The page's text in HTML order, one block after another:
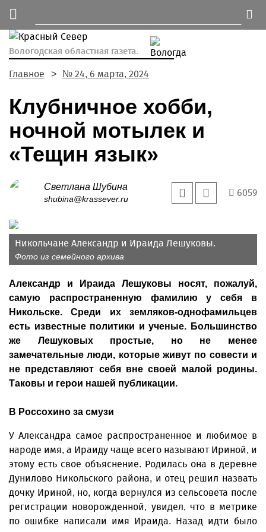
Вологодская областная газета.
Главное № 24, 6 марта, 2024
Клубничное хобби,
ночной мотылек и
«Тещин язык»
Светлана Шубина
shubina@krassever.ru
6059
Никольчане Александр и Ираида Лешуковы.
Фото из семейного архива
Александр и Ираида Лешуковы носят, пожалуй,
самую распространенную фамилию у себя в
Никольске. Среди их земляков-однофамильцев
есть известные политики и ученые. Большинство
же Лешуковых простые, но не менее
замечательные люди, которые живут по совести и
не представляют себя вне своей малой родины.
Таковы и герои нашей публикации.
В Россохино за смузи
У Александра самое распространенное и любимое в
народе имя, а Ираиду чаще всего называют Ириной, и
этому есть свое объяснение. Родилась она в деревне
Дунилово Никольского района, и отец решил назвать
дочку Ириной, но, когда вернулся из сельсовета после
регистрации новорожденной, увидел, что в метрике
по ошибке написали имя Ираида. Назад идти было